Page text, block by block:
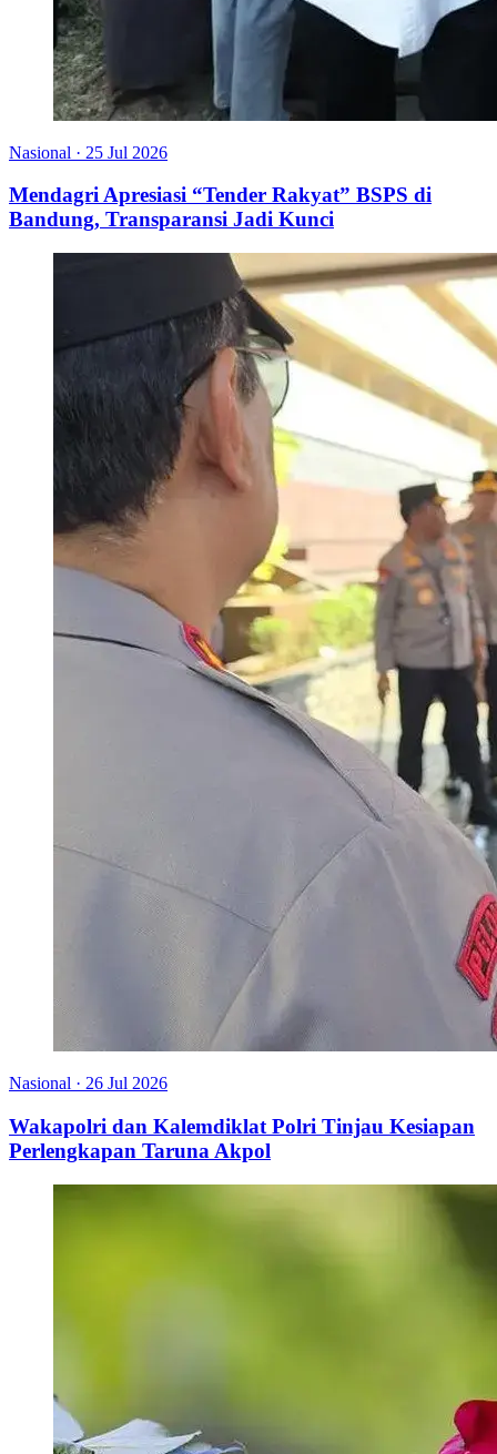
Nasional · 25 Jul 2026
Mendagri Apresiasi “Tender Rakyat” BSPS di
Bandung, Transparansi Jadi Kunci
Nasional · 26 Jul 2026
Wakapolri dan Kalemdiklat Polri Tinjau Kesiapan
Perlengkapan Taruna Akpol